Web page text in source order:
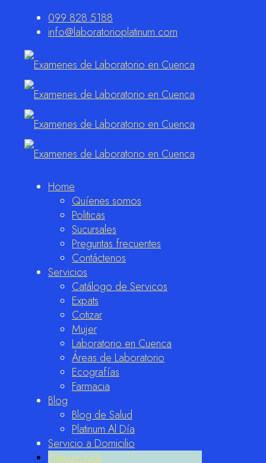
099 828 5188
info@laboratorioplatinum.com
Home
Quíenes somos
Politicas
Sucursales
Preguntas frecuentes
Contáctenos
Servicios
Catálogo de Servicos
Expats
Cotizar
Mujer
Laboratorio en Cuenca
Áreas de Laboratorio
Ecografías
Farmacia
Blog
Blog de Salud
Platinum Al Día
Servicio a Domicilio
Platinum Kids